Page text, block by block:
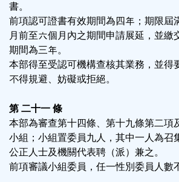
書。
前項認可證書有效期間為四年；期限屆
月前至六個月內之期間申請展延，並
期間為三年。
本部得至受認可機構查核其業務，並得
不得規避、妨礙或拒絕。
第 二十一 條
本部為審查第十四條、第十九條第二項
小組；小組置委員九人，其中一人為召
公正人士及機關代表聘（派）兼之。
前項審議小組委員，任一性別委員人數